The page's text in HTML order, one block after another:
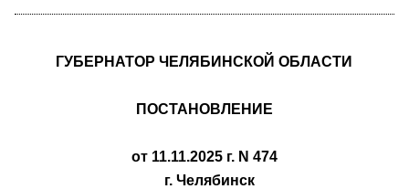
ГУБЕРНАТОР ЧЕЛЯБИНСКОЙ ОБЛАСТИ
ПОСТАНОВЛЕНИЕ
от 11.11.2025 г. N 474
г. Челябинск